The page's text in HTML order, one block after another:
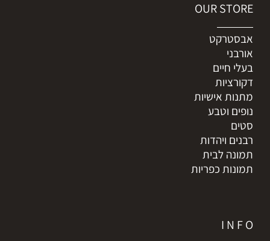
OUR STORE
אבסטרקט
אורבני
בעלי חיים
דקורציות
מתנות אישיות
נופים וטבע
סטים
רבנים ויהדות
תמונה לבית
תמונות כפריות
I N F O